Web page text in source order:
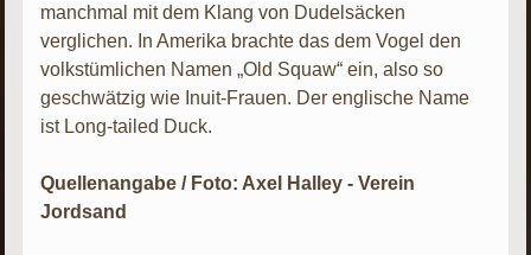
manchmal mit dem Klang von Dudelsäcken
verglichen. In Amerika brachte das dem Vogel den
volkstümlichen Namen „Old Squaw“ ein, also so
geschwätzig wie Inuit-Frauen. Der englische Name
ist Long-tailed Duck.
Quellenangabe / Foto: Axel Halley - Verein
Jordsand